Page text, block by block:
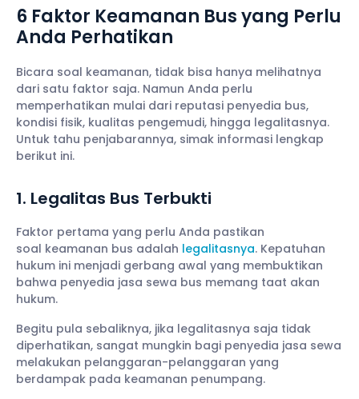
6 Faktor Keamanan Bus yang Perlu
Anda Perhatikan
Bicara soal keamanan, tidak bisa hanya melihatnya
dari satu faktor saja. Namun Anda perlu
memperhatikan mulai dari reputasi penyedia bus,
kondisi fisik, kualitas pengemudi, hingga legalitasnya.
Untuk tahu penjabarannya, simak informasi lengkap
berikut ini.
1. Legalitas Bus Terbukti
Faktor pertama yang perlu Anda pastikan
soal keamanan bus adalah legalitasnya. Kepatuhan
hukum ini menjadi gerbang awal yang membuktikan
bahwa penyedia jasa sewa bus memang taat akan
hukum.
Begitu pula sebaliknya, jika legalitasnya saja tidak
diperhatikan, sangat mungkin bagi penyedia jasa sewa
melakukan pelanggaran-pelanggaran yang
berdampak pada keamanan penumpang.